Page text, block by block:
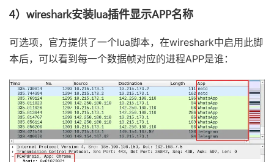
4）wireshark安装lua插件显示APP名称
可选项，官方提供了一个lua脚本，在wireshark中启用此脚
本后，可以看到每一个数据帧对应的进程APP是谁：